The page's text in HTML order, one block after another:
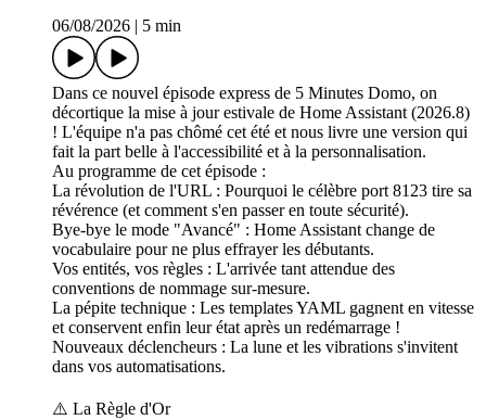
06/08/2026
5 min
Dans ce nouvel épisode express de 5 Minutes Domo, on
décortique la mise à jour estivale de Home Assistant (2026.8)
! L'équipe n'a pas chômé cet été et nous livre une version qui
fait la part belle à l'accessibilité et à la personnalisation.
Au programme de cet épisode :
La révolution de l'URL : Pourquoi le célèbre port 8123 tire sa
révérence (et comment s'en passer en toute sécurité).
Bye-bye le mode "Avancé" : Home Assistant change de
vocabulaire pour ne plus effrayer les débutants.
Vos entités, vos règles : L'arrivée tant attendue des
conventions de nommage sur-mesure.
La pépite technique : Les templates YAML gagnent en vitesse
et conservent enfin leur état après un redémarrage !
Nouveaux déclencheurs : La lune et les vibrations s'invitent
dans vos automatisations.
⚠️ La Règle d'Or